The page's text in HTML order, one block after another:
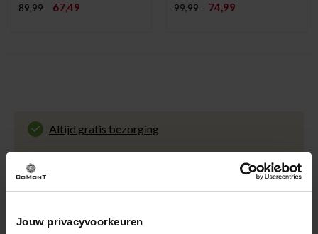
Jouw privacyvoorkeuren
89,99 67,49 99,99 74,99
Altijd gratis bezorging
En binnen 1 tot 3 werkdagen door DHL
Onze klanten beoordelen ons met een 9.5 uit 10
Gemakkelijk en voordelig via de DHL Parcelshop